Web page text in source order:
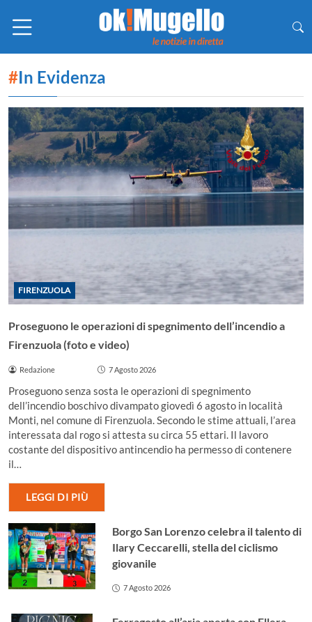
#In Evidenza
FIRENZUOLA
Proseguono le operazioni di spegnimento dell’incendio a
Firenzuola (foto e video)
Redazione 7 Agosto 2026
Proseguono senza sosta le operazioni di spegnimento
dell’incendio boschivo divampato giovedì 6 agosto in località
Monti, nel comune di Firenzuola. Secondo le stime attuali, l’area
interessata dal rogo si attesta su circa 55 ettari. Il lavoro
costante del dispositivo antincendio ha permesso di contenere
il…
LEGGI DI PIÙ
Borgo San Lorenzo celebra il talento di
Ilary Ceccarelli, stella del ciclismo
giovanile
7 Agosto 2026